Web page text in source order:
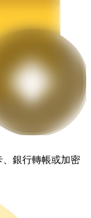
、銀行轉帳或加密